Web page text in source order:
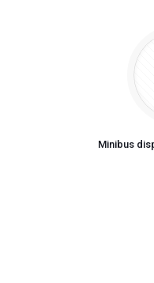
Minibus